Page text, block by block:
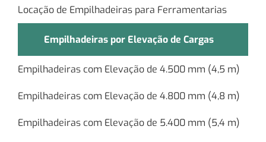
Locação de Empilhadeiras para Ferramentarias
Empilhadeiras por Elevação de Cargas
Empilhadeiras com Elevação de 4.500 mm (4,5 m)
Empilhadeiras com Elevação de 4.800 mm (4,8 m)
Empilhadeiras com Elevação de 5.400 mm (5,4 m)